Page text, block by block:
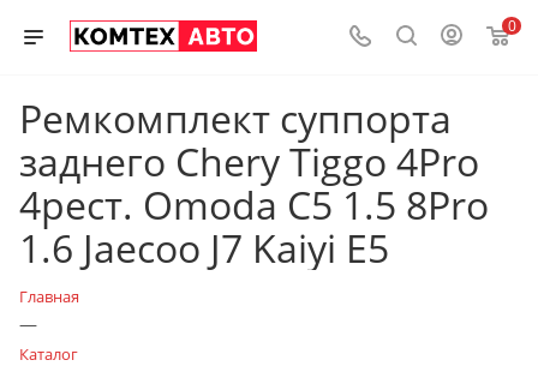
0
Ремкомплект суппорта
заднего Chery Tiggo 4Pro
4рест. Omoda C5 1.5 8Pro
1.6 Jaecoo J7 Kaiyi E5
Главная
—
Каталог